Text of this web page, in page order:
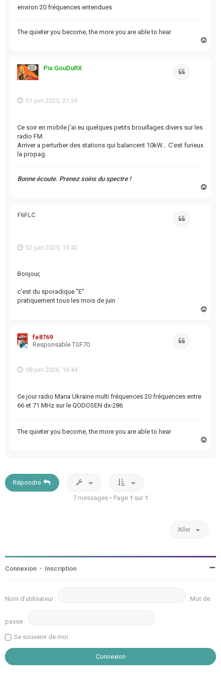
environ 20 fréquences entendues
The quieter you become, the more you are able to hear
Pix GouDuRX
01 juin 2025, 21:39
Ce soir en mobile j'ai eu quelques petits brouillages divers sur les
radio FM.
Arriver a perturber des stations qui balancent 10kW... C'est furieux
la propag.
Bonne écoute. Prenez soins du spectre !
F6FLC
02 juin 2025, 13:42
Bonjour,
c'est du sporadique "E"
pratiquement tous les mois de juin
fe8769
Responsable TSF70
08 juin 2026, 16:44
Ce jour radio Maria Ukraine multi fréquences 20 fréquences entre
66 et 71 MHz sur le QODOSEN dx-286
The quieter you become, the more you are able to hear
Répondre
7 messages • Page 1 sur 1
Aller
Connexion • Inscription
Nom d’utilisateur : Mot de
passe :
Se souvenir de moi